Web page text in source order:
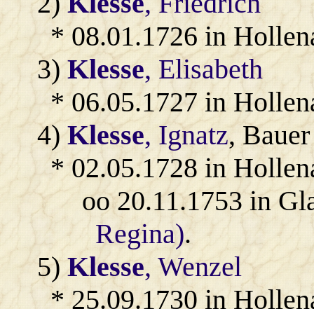
* 08.01.1726 in
3)Klesse, Elisabeth
* 06.05.1727 in
4)Klesse, Ignatz,
* 02.05.1728 in
oo 20.11.1753 in
Regina).
5)Klesse, Wenzel
* 25.09.1730 in